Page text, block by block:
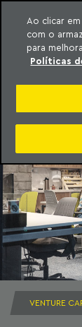
o conteúdo
Machado Meyer
VENTURE
Ao clicar
com o
para
Políticas